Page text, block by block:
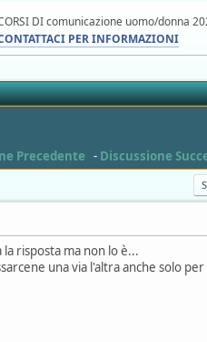
DI comunicazione uomo/donna
PER INFORMAZIONI
Precedente - Discussione
risposta ma non lo è...
una via l'altra anche solo